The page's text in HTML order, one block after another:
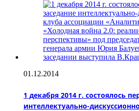
01.12.2014
1 декабря 2014 г. состоялось
интеллектуально-